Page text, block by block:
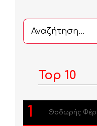
Αναζήτηση
...
Top 10
1 Θοδωρής